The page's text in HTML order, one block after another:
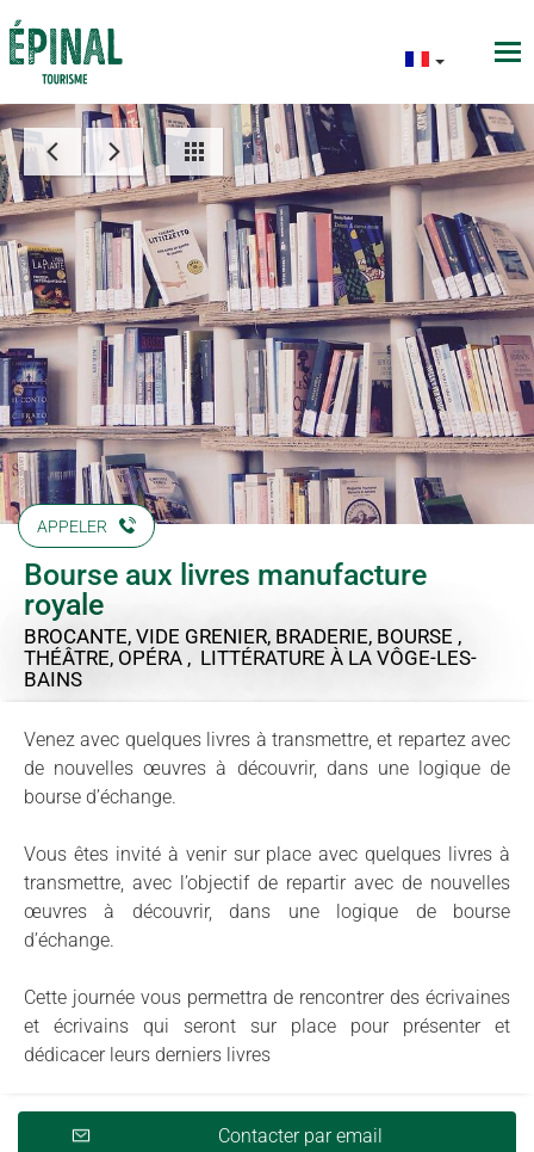
APPELER
Bourse aux livres manufacture
royale
BROCANTE, VIDE GRENIER, BRADERIE, BOURSE ,
THÉÂTRE, OPÉRA , LITTÉRATURE À LA VÔGE-LES-
BAINS
Venez avec quelques livres à transmettre, et repartez avec
de nouvelles œuvres à découvrir, dans une logique de
bourse d’échange.
Vous êtes invité à venir sur place avec quelques livres à
transmettre, avec l’objectif de repartir avec de nouvelles
œuvres à découvrir, dans une logique de bourse
d’échange.
Cette journée vous permettra de rencontrer des écrivaines
et écrivains qui seront sur place pour présenter et
dédicacer leurs derniers livres
Contacter par email